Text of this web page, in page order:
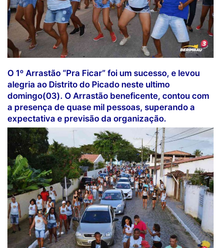
O 1º Arrastão “Pra Ficar” foi um sucesso, e levou
alegria ao Distrito do Picado neste ultimo
domingo(03). O Arrastão beneficente, contou com
a presença de quase mil pessoas, superando a
expectativa e previsão da organização.